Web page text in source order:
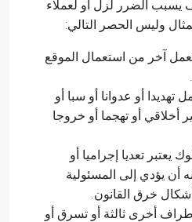
الضرر لزل أو لعملاء
وليس الحصر التالي:
آخر من استعمال الموقع
تهديدا أو عدوانا أو سبا أو
أخلاقي أو تهجما أو خروجا
يعتبر تعديا إجراميا أو
أن يؤدي إلى المسئولية
خرق القانون.
أخرى ثالثة أو تسرق أو